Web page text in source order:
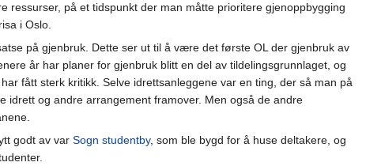
ressurser, på et tidspunkt der man måtte prioritere gjenoppbygging
i Oslo.
på gjenbruk. Dette ser ut til å være det første OL der gjenbruk av
år har planer for gjenbruk blitt en del av tildelingsgrunnlaget, og
fått sterk kritikk. Selve idrettsanleggene var en ting, der så man på
idrett og andre arrangement framover. Men også de andre
godt av var Sogn studentby, som ble bygd for å huse deltakere, og